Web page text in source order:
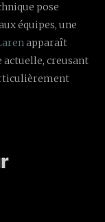
pose
équipes, une
apparaît
creusant